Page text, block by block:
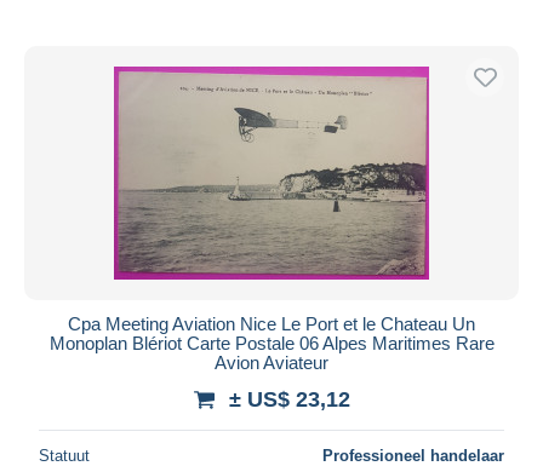
Cpa Meeting Aviation Nice Le Port et le Chateau Un
Monoplan Blériot Carte Postale 06 Alpes Maritimes Rare
Avion Aviateur
± US$ 23,12
Statuut Professioneel handelaar